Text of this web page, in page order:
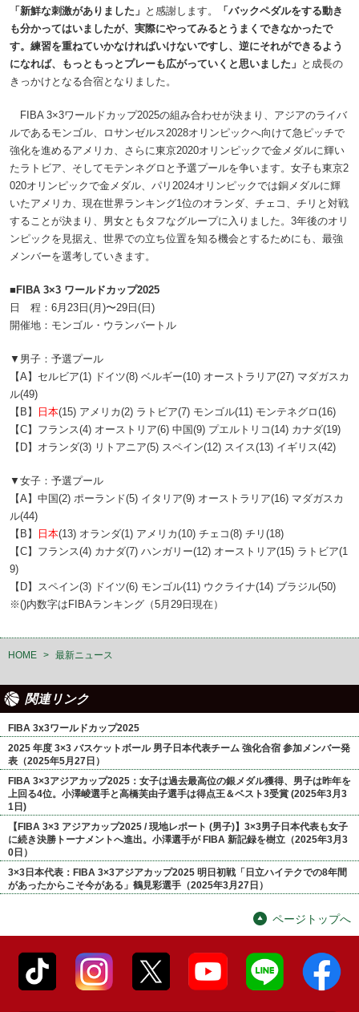
「新鮮な刺激がありました」 と感謝します。
「バックペダルをする動き
も分かってはいましたが、実際にやってみるとうまくできなかったで
す。練習を重ねていかなければいけないですし、逆にそれができるよう
になれば、もっともっとプレーも広がっていくと思いました」 と成長の
きっかけとなる合宿となりました。
FIBA 3×3ワールドカップ2025の組み合わせが決まり、アジアのライバ
ルであるモンゴル、ロサンゼルス2028オリンピックへ向けて急ピッチで
強化を進めるアメリカ、さらに東京2020オリンピックで金メダルに輝い
たラトビア、そしてモテンネグロと予選プールを争います。女子も東京2
020オリンピックで金メダル、パリ2024オリンピックでは銅メダルに輝
いたアメリカ、現在世界ランキング1位のオランダ、チェコ、チリと対戦
することが決まり、男女ともタフなグループに入りました。3年後のオリ
ンピックを見据え、世界での立ち位置を知る機会とするためにも、最強
メンバーを選考していきます。
■FIBA 3×3 ワールドカップ2025
日 程：6月23日(月)〜29日(日)
開催地：モンゴル・ウランバートル
▼男子：予選プール
【A】セルビア(1) ドイツ(8) ベルギー(10) オーストラリア(27) マダガスカ
ル(49)
【B】
日本(15) アメリカ(2) ラトビア(7) モンゴル(11) モンテネグロ(16)
【C】フランス(4) オーストリア(6) 中国(9) プエルトリコ(14) カナダ(19)
【D】オランダ(3) リトアニア(5) スペイン(12) スイス(13) イギリス(42)
▼女子：予選プール
【A】中国(2) ポーランド(5) イタリア(9) オーストラリア(16) マダガスカ
ル(44)
【B】
日本(13) オランダ(1) アメリカ(10) チェコ(8) チリ(18)
【C】フランス(4) カナダ(7) ハンガリー(12) オーストリア(15) ラトビア(1
9)
【D】スペイン(3) ドイツ(6) モンゴル(11) ウクライナ(14) ブラジル(50)
※()内数字はFIBAランキング（5月29日現在）
HOME > 最新ニュース
関連リンク
FIBA 3x3ワールドカップ2025
2025 年度 3×3 バスケットボール 男子日本代表チーム 強化合宿 参加メンバー発
表（2025年5月27日）
FIBA 3×3アジアカップ2025：女子は過去最高位の銀メダル獲得、男子は昨年を
上回る4位。小澤崚選手と高橋芙由子選手は得点王＆ベスト3受賞 (2025年3月3
1日)
【FIBA 3×3 アジアカップ2025 / 現地レポート (男子)】3×3男子日本代表も女子
に続き決勝トーナメントへ進出。小澤選手が FIBA 新記録を樹立（2025年3月3
0日）
3×3日本代表：FIBA 3×3アジアカップ2025 明日初戦「日立ハイテクでの8年間
があったからこそ今がある」鶴見彩選手（2025年3月27日）
ページトップへ